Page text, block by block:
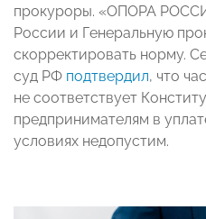
прокуроры. «ОПОРА
России и Генеральную
скорректировать норму.
суд РФ подтвердил, что
не соответствует
предпринимателям в
условиях недопустим.